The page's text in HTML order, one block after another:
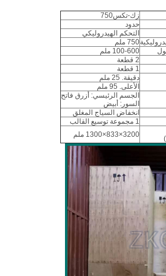
زك-تكس750
حدود
التحكم الهيدروليكي
750 ملم
100-600 ملم
2 قطعة
1 قطعة
دقيقة. 25 ملم
الأعلى. 95 ملم
الجسم الرئيسي: أزرق فاتح
السور: أبيض
انخفاض السياج المغلق
1 مجموعة توسيع القالب
3200×833×1300 ملم